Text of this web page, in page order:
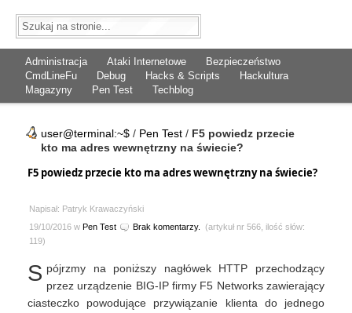
Administracja Ataki Internetowe
Bezpieczeństwo
CmdLineFu
Debug Hacks & Scripts
Hackultura
Magazyny
Pen Test Techblog
user@terminal:~$ / Pen Test / F5 powiedz przecie
kto ma adres wewnętrzny na świecie?
F5 powiedz przecie kto ma adres wewnętrzny na świecie?
Napisał: Patryk Krawaczyński
19/10/2016 w Pen Test Brak komentarzy.
(artykuł nr 566, ilość słów:
119)
S pójrzmy na poniższy nagłówek HTTP przechodzący
przez urządzenie BIG-IP firmy F5 Networks zawierający
ciasteczko powodujące przywiązanie klienta do jednego